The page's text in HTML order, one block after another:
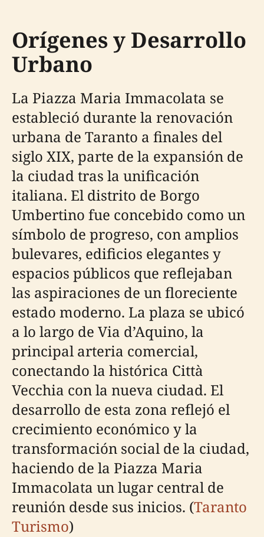
Orígenes y Desarrollo
Urbano
La Piazza Maria Immacolata se
estableció durante la renovación
urbana de Taranto a finales del
siglo XIX, parte de la expansión de
la ciudad tras la unificación
italiana. El distrito de Borgo
Umbertino fue concebido como un
símbolo de progreso, con amplios
bulevares, edificios elegantes y
espacios públicos que reflejaban
las aspiraciones de un floreciente
estado moderno. La plaza se ubicó
a lo largo de Via d’Aquino, la
principal arteria comercial,
conectando la histórica Città
Vecchia con la nueva ciudad. El
desarrollo de esta zona reflejó el
crecimiento económico y la
transformación social de la ciudad,
haciendo de la Piazza Maria
Immacolata un lugar central de
reunión desde sus inicios. (Taranto
Turismo)